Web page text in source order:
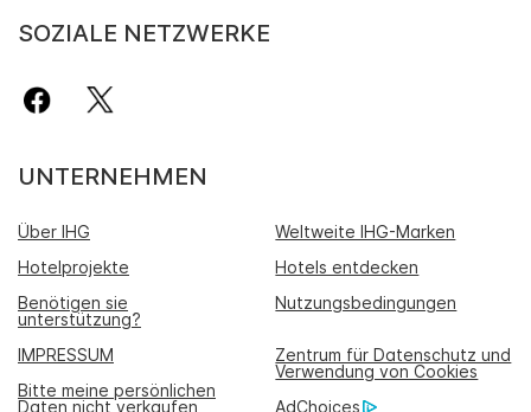
SOZIALE NETZWERKE
UNTERNEHMEN
Über IHG
Weltweite IHG-Marken
Hotelprojekte
Hotels entdecken
Benötigen sie
unterstützung?
Nutzungsbedingungen
IMPRESSUM
Zentrum für Datenschutz und
Verwendung von Cookies
Bitte meine persönlichen
Daten nicht verkaufen
AdChoices